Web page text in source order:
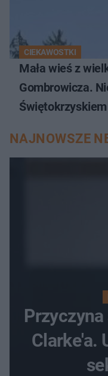
CIEKAWOSTKI
Mała wieś z
Gombrowicza.
Świętokrzyskiem
NAJNOWSZE
Clarke'a.